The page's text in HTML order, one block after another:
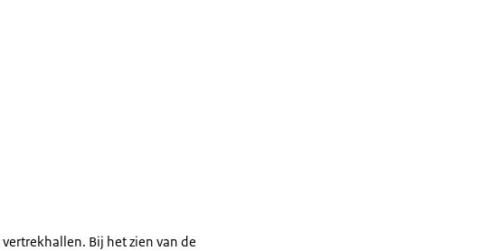
Bij het zien van de